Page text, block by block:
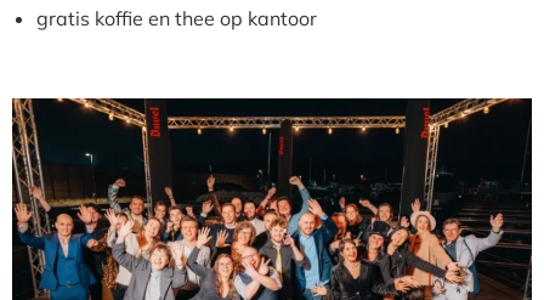
gratis koffie en thee op kantoor